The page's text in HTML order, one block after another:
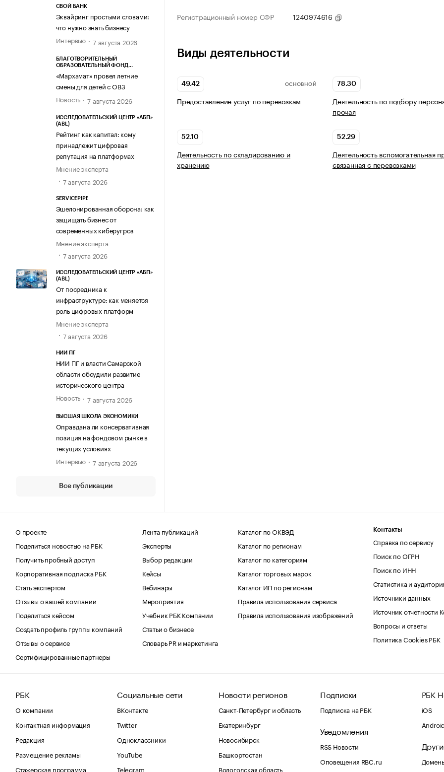
СВОЙ БАНК
Эквайринг простыми словами:
что нужно знать бизнесу
Интервью
7 августа 2026
БЛАГОТВОРИТЕЛЬНЫЙ
ОБРАЗОВАТЕЛЬНЫЙ ФОНД
«Мархамат» провел летние
смены для детей с ОВЗ
Новость
7 августа 2026
ИССЛЕДОВАТЕЛЬСКИЙ ЦЕНТР «АБП»
(ABL)
Рейтинг как капитал: кому
принадлежит цифровая
репутация на платформах
Мнение эксперта
7 августа 2026
SERVICEPIPE
Эшелонированная оборона: как
защищать бизнес от
современных киберугроз
Мнение эксперта
7 августа 2026
ИССЛЕДОВАТЕЛЬСКИЙ ЦЕНТР «АБП»
(ABL)
От посредника к
инфраструктуре: как меняется
роль цифровых платформ
Мнение эксперта
7 августа 2026
НИИ ПГ
НИИ ПГ и власти Самарской
области обсудили развитие
исторического центра
Новость
7 августа 2026
ВЫСШАЯ ШКОЛА ЭКОНОМИКИ
Оправдана ли консервативная
позиция на фондовом рынке в
текущих условиях
Интервью
7 августа 2026
Все публикации
Регистрационный номер СФР 1240974616
Виды деятельности
49.42 ОСНОВНОЙ
Предоставление услуг по перевозкам
78.30
Деятельность по подбору
прочая
52.10
Деятельность по складированию и
хранению
52.29
Деятельность вспомогательная
связанная с перевозками
О проекте
Поделиться новостью на РБК
Получить пробный доступ
Корпоративная подписка РБК
Стать экспертом
Отзывы о вашей компании
Поделиться кейсом
Создать профиль группы компаний
Отзывы о сервисе
Сертифицированные партнеры
Лента публикаций
Эксперты
Выбор редакции
Кейсы
Вебинары
Мероприятия
Учебник РБК Компании
Статьи о бизнесе
Словарь PR и маркетинга
Каталог по ОКВЭД
Каталог по регионам
Каталог по категориям
Каталог торговых марок
Каталог ИП по регионам
Правила использования сервиса
Правила использования изображений
Контакты
Справка по сервису
Поиск по ОГРН
Поиск по ИНН
Статистика и
Источники данных
Источник отчетности
Вопросы и ответы
Политика Cookies РБК
РБК
О компании
Контактная информация
Редакция
Размещение рекламы
Стажерская программа
Социальные сети
ВКонтакте
Twitter
Одноклассники
YouTube
Telegram
Новости регионов
Санкт-Петербург и область
Екатеринбург
Новосибирск
Башкортостан
Вологодская область
Подписки
Подписка на РБК
Уведомления
RSS Новости
Оповещения RBC.ru
РБК
iOS